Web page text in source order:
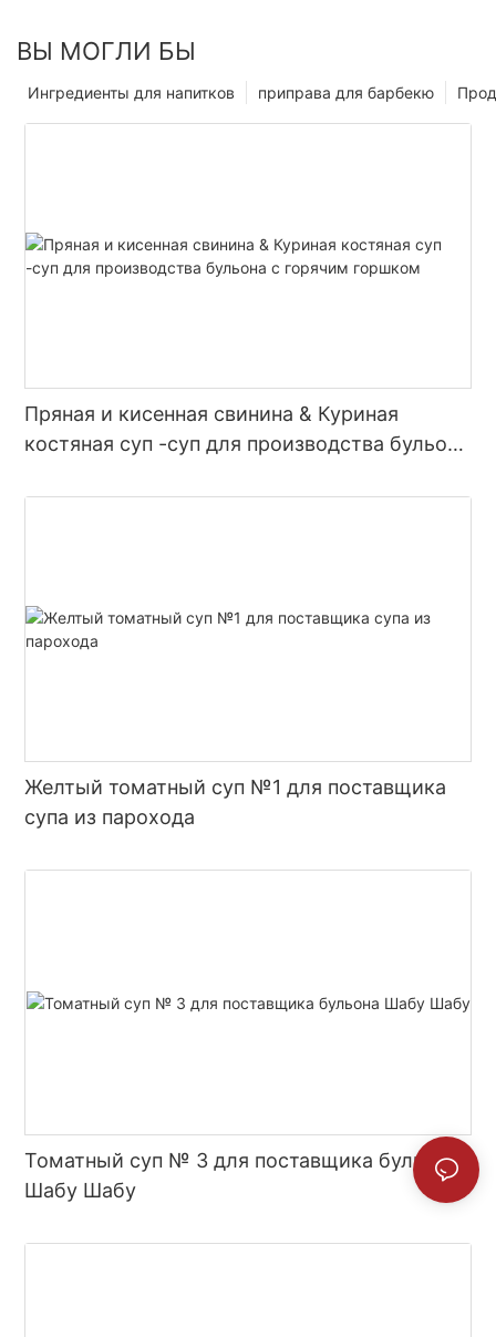
ВЫ МОГЛИ БЫ
приправа для барбекю
Ингредиенты для напитков
Пряная и кисенная свинина & Куриная
костяная суп -суп для производства бульона
Желтый томатный суп №1 для поставщика
супа из парохода
Томатный суп № 3 для поставщика бульона
Шабу Шабу